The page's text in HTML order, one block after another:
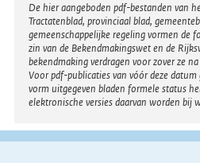
Disclaimer
De hier aangeboden pdf-bestanden van
Tractatenblad, provinciaal blad,
gemeenschappelijke regeling vormen de
zin van de Bekendmakingswet en de
bekendmaking verdragen voor zover ze
Voor pdf-publicaties van vóór deze
vorm uitgegeven bladen formele status
elektronische versies daarvan worden bij